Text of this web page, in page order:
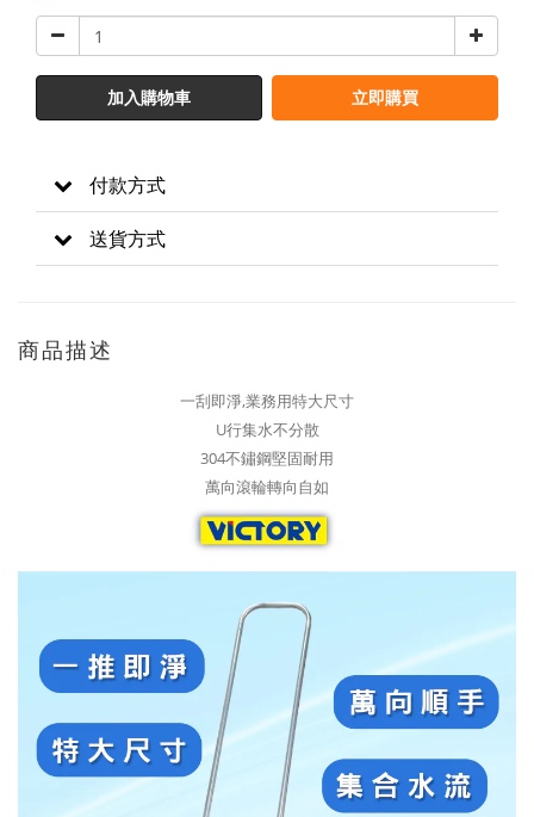
加入購物車 立即購買
付款方式
送貨方式
商品描述
一刮即淨,業務用特大尺寸
U行集水不分散
304不鏽鋼堅固耐用
萬向滾輪轉向自如